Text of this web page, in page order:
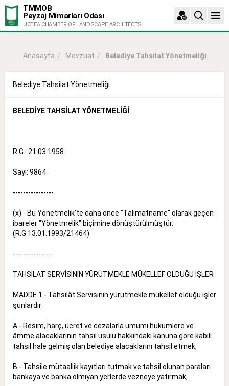
TMMOB
Peyzaj Mimarları Odası
UCTEA CHAMBER OF LANDSCAPE ARCHITECTS
Anasayfa Mevzuat Belediye Tahsilat Yönetmeliği
Belediye Tahsilat Yönetmeliği
BELEDİYE TAHSİLAT YÖNETMELİĞİ
R.G.: 21.03.1958
Sayı: 9864
----------------
(x) - Bu Yönetmelik'te daha önce "Talimatname" olarak geçen
ibareler "Yönetmelik" biçimine dönüştürülmüştür.
(R.G.13.01.1993/21464)
----------------
TAHSİLAT SERVİSİNİN YÜRÜTMEKLE MÜKELLEF OLDUĞU İŞLER
MADDE 1 - Tahsilât Servisinin yürütmekle mükellef olduğu işler
şunlardır:
A - Resim, harç, ücret ve cezalarla umumi hükümlere ve
âmme alacaklarının tahsil usulü hakkındaki kanuna göre kabili
tahsil hale gelmiş olan belediye alacaklarını tahsil etmek,
B - Tahsile mütaallik kayıtları tutmak ve tahsil olunan paraları
bankaya ve banka olmıyan yerlerde vezneye yatırmak,